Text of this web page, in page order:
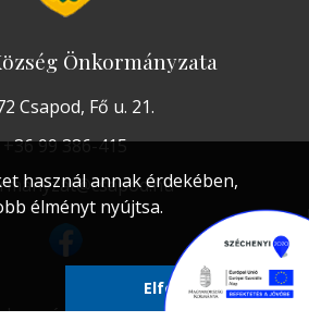
Önkormányzata
Csapod, Fő u. 21.
+36 99 386-415
DOKUMENTUMOK
használ annak érdekében,
élményt nyújtsa.
Elfogadom